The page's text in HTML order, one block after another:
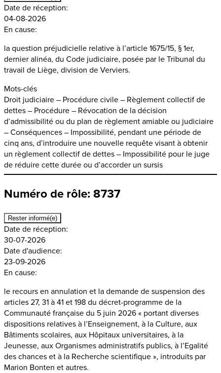
Date de réception:
04-08-2026
En cause:
la question préjudicielle relative à l’article 1675/15, § 1er,
dernier alinéa, du Code judiciaire, posée par le Tribunal du
travail de Liège, division de Verviers.
Mots-clés
Droit judiciaire – Procédure civile – Règlement collectif de
dettes – Procédure – Révocation de la décision
d’admissibilité ou du plan de règlement amiable ou judiciaire
– Conséquences – Impossibilité, pendant une période de
cinq ans, d’introduire une nouvelle requête visant à obtenir
un règlement collectif de dettes – Impossibilité pour le juge
de réduire cette durée ou d’accorder un sursis
Numéro de rôle: 8737
Rester informé(e)
Date de réception:
30-07-2026
Date d'audience:
23-09-2026
En cause:
le recours en annulation et la demande de suspension des
articles 27, 31 à 41 et 198 du décret-programme de la
Communauté française du 5 juin 2026 « portant diverses
dispositions relatives à l’Enseignement, à la Culture, aux
Bâtiments scolaires, aux Hôpitaux universitaires, à la
Jeunesse, aux Organismes administratifs publics, à l’Egalité
des chances et à la Recherche scientifique », introduits par
Marion Bonten et autres.